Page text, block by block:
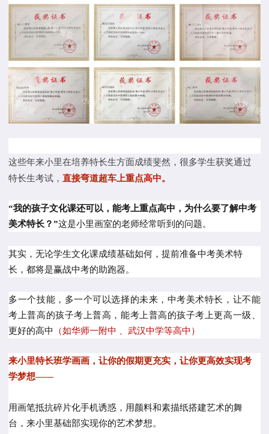
这些年来小里在培养特长生方面成绩斐然，很多学生获奖通过
特长生考试，直接弯道超车上重点高中。
“我的孩子文化课还可以，能考上重点高中，为什么要了解中考
美术特长？”这是小里画室的老师经常听到的问题。
其实，无论学生文化课成绩基础如何，提前准备中考美术特
长，都将是赢战中考的助跑器。
多一个技能，多一个可以选择的未来，中考美术特长，让不能
考上普高的孩子考上普高，能考上普高的孩子考上更高一级、
更好的高中
（如华师一附中 、武汉中学等高中）
来小里特长班学画画，让你的假期更充实，让你更高效实现考
学梦想——
用画笔抵抗碎片化手机诱惑，用颜料和素描纸搭建艺术的舞
台，来小里基础部实现你的艺术梦想。